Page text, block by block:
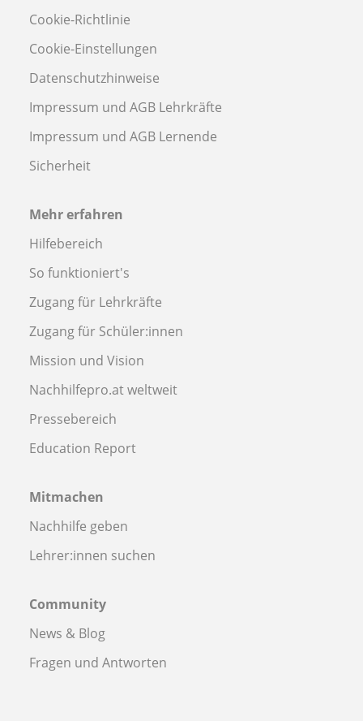
Cookie-Richtlinie
Cookie-Einstellungen
Datenschutzhinweise
Impressum und AGB Lehrkräfte
Impressum und AGB Lernende
Sicherheit
Mehr erfahren
Hilfebereich
So funktioniert's
Zugang für Lehrkräfte
Zugang für Schüler:innen
Mission und Vision
Nachhilfepro.at weltweit
Pressebereich
Education Report
Mitmachen
Nachhilfe geben
Lehrer:innen suchen
Community
News & Blog
Fragen und Antworten